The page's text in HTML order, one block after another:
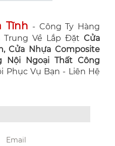
Tĩnh - Công Ty Hàng
Trung Về Lắp Đặt Cửa
Cửa Nhựa Composite
Nội Ngoại Thất Công
Phục Vụ Bạn - Liên Hệ
Email